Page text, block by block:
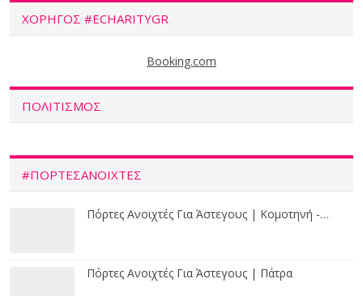
ΧΟΡΗΓΟΣ #ECHARITYGR
Booking.com
ΠΟΛΙΤΙΣΜΟΣ
#ΠΟΡΤΕΣΑΝΟΙΧΤΕΣ
Πόρτες Ανοιχτές Για Άστεγους | Κομοτηνή -…
Πόρτες Ανοιχτές Για Άστεγους | Πάτρα